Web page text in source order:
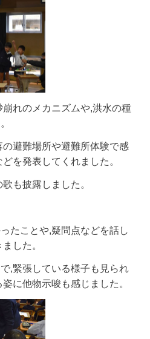
れのメカニズムや,洪水の種
避難場所や避難所体験で感
を発表してくれました。
も披露しました。
たことや,疑問点などを話し
した。
,緊張している様子も見られ
に他物示唆も感じました。